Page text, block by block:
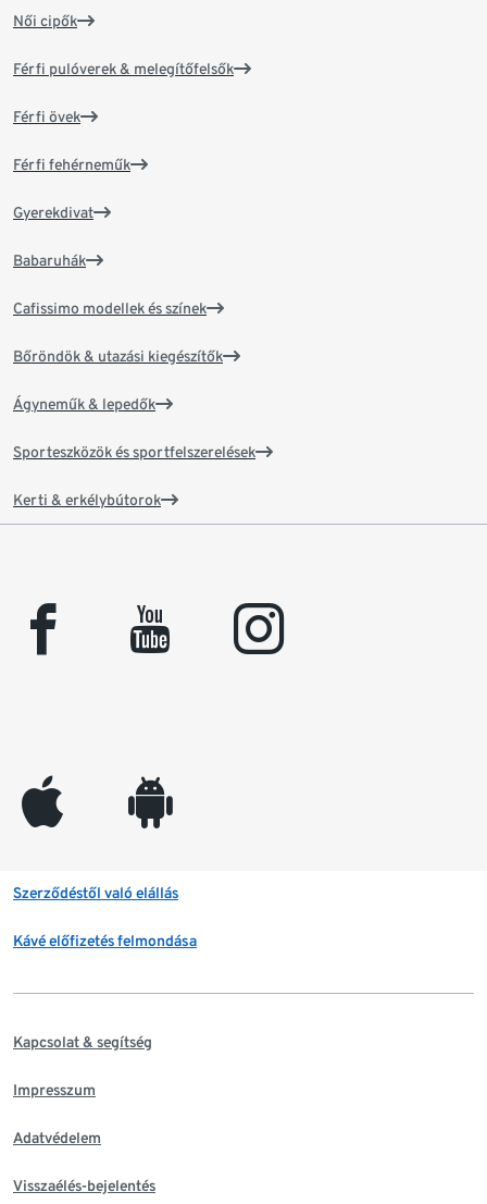
Női cipők
Férfi pulóverek & melegítőfelsők
Férfi övek
Férfi fehérneműk
Gyerekdivat
Babaruhák
Cafissimo modellek és színek
Bőröndök & utazási kiegészítők
Ágyneműk & lepedők
Sporteszközök és sportfelszerelések
Kerti & erkélybútorok
facebook youtube instagram
appleinc android
Szerződéstől való elállás
Kávé előfizetés felmondása
Kapcsolat & segítség
Impresszum
Adatvédelem
Visszaélés-bejelentés